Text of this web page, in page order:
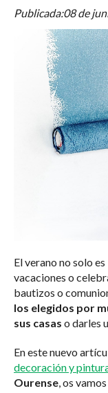
Publicada:08 de
El verano no solo
vacaciones o
bautizos o
los elegidos por
sus casas o darles
En este nuevo
decoración y
Ourense, os